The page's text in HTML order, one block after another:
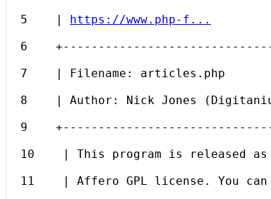
5    | https://www.php-f...
6
7    | Filename: articles.php
8    | Author: Nick Jones
9
10    | This program is released
11    | Affero GPL license. You